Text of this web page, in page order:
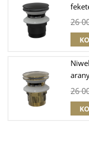
26
26